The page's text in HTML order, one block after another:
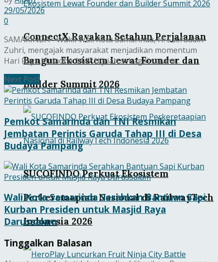
ConnectX Rayakan Setahun Perjalanan
Bangun Ekosistem Lewat Founder dan
Builder Summit 2026
SUCOFINDO Perkuat Ekosistem
Perkeretaapian Nasional di RailwayTech
Indonesia 2026
29/05/2026
0
SAMARINDA - Wakil Wali Kota Samarinda, H. Saefuddin
Zuhri, mengajak masyarakat menjadikan momentum
Hari Raya Iduladha 1447 Hijriah sebagai sarana...
Next Post
Pemkot Samarinda dan TNI Resmikan
Jembatan Perintis Garuda Tahap III di Desa
Budaya Pampang
Wali Kota Samarinda Serahkan Bantuan Sapi
Kurban Presiden untuk Masjid Raya
Darussalam
Tinggalkan Balasan